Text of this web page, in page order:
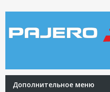
Дополнительное меню